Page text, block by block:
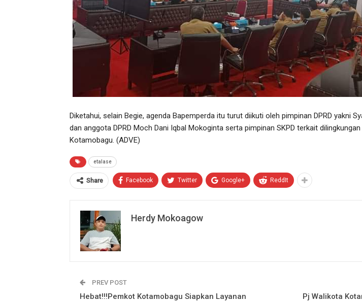
Diketahui, selain Begie, agenda Bapemperda itu turut diikuti oleh pimpinan DPRD yakni
dan anggota DPRD Moch Dani Iqbal Mokoginta serta pimpinan SKPD terkait
Kotamobagu. (ADVE)
etalase
Share Facebook Twitter Google+ ReddIt
Herdy Mokoagow
PREV POST
Hebat!!!Pemkot Kotamobagu Siapkan Layanan
Pj Walikota